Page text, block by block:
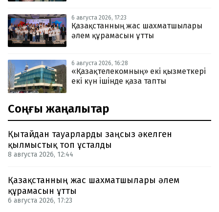
6 августа 2026, 17:23
Қазақстанның жас шахматшылары
әлем құрамасын ұтты
6 августа 2026, 16:28
«Қазақтелекомның» екі қызметкері
екі күн ішінде қаза тапты
Соңғы жаңалықтар
Қытайдан тауарларды заңсыз әкелген
қылмыстық топ ұсталды
8 августа 2026, 12:44
Қазақстанның жас шахматшылары әлем
құрамасын ұтты
6 августа 2026, 17:23